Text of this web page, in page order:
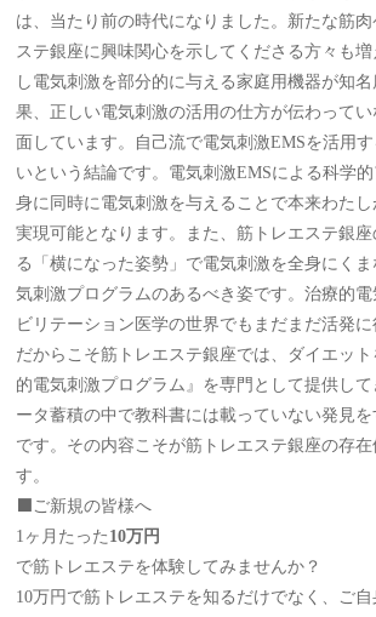
は、当たり前の時代になりました。新たな筋
ステ銀座に興味関心を示してくださる方々も
し電気刺激を部分的に与える家庭用機器が知
果、正しい電気刺激の活用の仕方が伝わって
面しています。自己流で電気刺激EMSを活用
いという結論です。電気刺激EMSによる科学
身に同時に電気刺激を与えることで本来わた
実現可能となります。また、筋トレエステ銀
る「横になった姿勢」で電気刺激を全身にく
気刺激プログラムのあるべき姿です。治療的
ビリテーション医学の世界でもまだまだ活発に
だからこそ筋トレエステ銀座では、ダイエッ
的電気刺激プログラム』を専門として提供し
ータ蓄積の中で教科書には載っていない発見
です。その内容こそが筋トレエステ銀座の存在
す。
⬛️ご新規の皆様へ
1ヶ月たった 10万円
で筋トレエステを体験してみませんか？
10万円で筋トレエステを知るだけでなく、ご